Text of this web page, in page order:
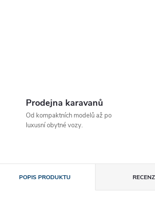
Prodejna karavanů
Od kompaktních modelů až po
luxusní obytné vozy.
POPIS PRODUKTU